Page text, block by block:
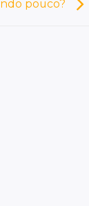
pouco?